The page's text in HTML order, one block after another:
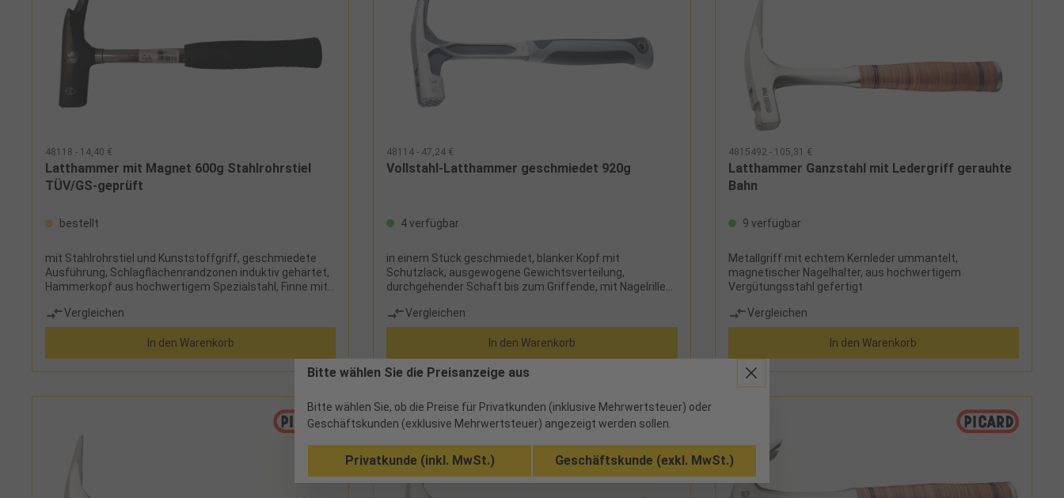
48118 - 14,40 €
Latthammer mit Magnet 600g Stahlrohrstiel
TÜV/GS-geprüft
bestellt
mit Stahlrohrstiel und Kunststoffgriff, geschmiedete
Ausführung, Schlagflächenrandzonen induktiv gehärtet,
Hammerkopf aus hochwertigem Spezialstahl, Finne mit
Vergleichen
In den Warenkorb
48114 - 47,24 €
Vollstahl-Latthammer geschmiedet 920g
4 verfügbar
in einem Stück geschmiedet, blanker Kopf mit
Schutzlack, ausgewogene Gewichtsverteilung,
durchgehender Schaft bis zum Griffende, mit Nagelrille
den Farben Grau und Schwarz
Vergleichen
In den Warenkorb
4815492 - 105,31 €
Latthammer Ganzstahl mit Ledergriff gerauhte
Bahn
9 verfügbar
Metallgriff mit echtem Kernleder ummantelt,
magnetischer Nagelhalter, aus hochwertigem
Vergütungsstahl gefertigt
Vergleichen
In den Warenkorb
Bitte wählen Sie die Preisanzeige aus
Bitte wählen Sie, ob die Preise für Privatkunden (inklusive Mehrwertsteuer) oder
Geschäftskunden (exklusive Mehrwertsteuer) angezeigt werden sollen.
Privatkunde (inkl. MwSt.) Geschäftskunde (exkl. MwSt.)